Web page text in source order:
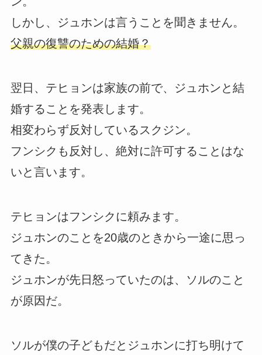
しかし、ジュホンは言うことを聞きません。
父親の復讐のための結婚？
翌日、テヒョンは家族の前で、ジュホンと結
婚することを発表します。
相変わらず反対しているスクジン。
フンシクも反対し、絶対に許可することはな
いと言います。
テヒョンはフンシクに頼みます。
ジュホンのことを20歳のときから一途に思っ
てきた。
ジュホンが先日怒っていたのは、ソルのこと
が原因だ。
ソルが僕の子どもだとジュホンに打ち明けて